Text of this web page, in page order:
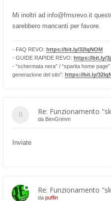
Mi inoltri ad info@fmsrevo.it
sarebbero mancanti per favore.
- FAQ REVO: https://bit.ly/32lqNOM
- GUIDE RAPIDE REVO: https://bit.ly/
- “schermata nera” / “sparita home
generazione del sito”: https://bit.ly/
Re: Funzionamento
da BenGrimm
Inviate
Re: Funzionamento
da puffin